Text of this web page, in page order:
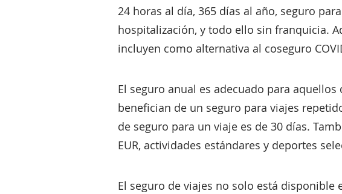
24 horas al día, 365 días al año, seguro
hospitalización, y todo ello sin franquicia.
incluyen como alternativa al coseguro
El seguro anual es adecuado para
benefician de un seguro para viajes
de seguro para un viaje es de 30 días.
EUR, actividades estándares y deportes
El seguro de viajes no solo está disponible